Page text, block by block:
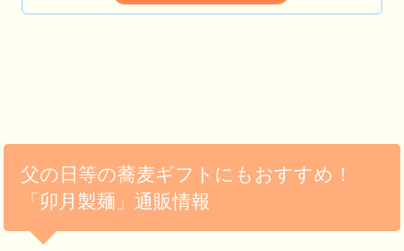
父の日等の蕎麦ギフトにもおすすめ！
「卯月製麺」通販情報